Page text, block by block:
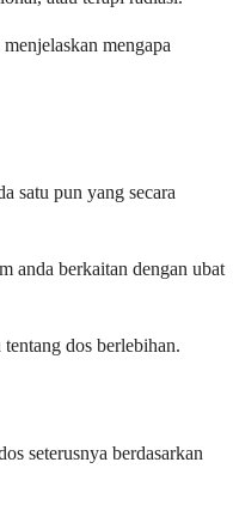
mengapa
satu pun yang secara
anda berkaitan dengan ubat
dos berlebihan.
seterusnya berdasarkan